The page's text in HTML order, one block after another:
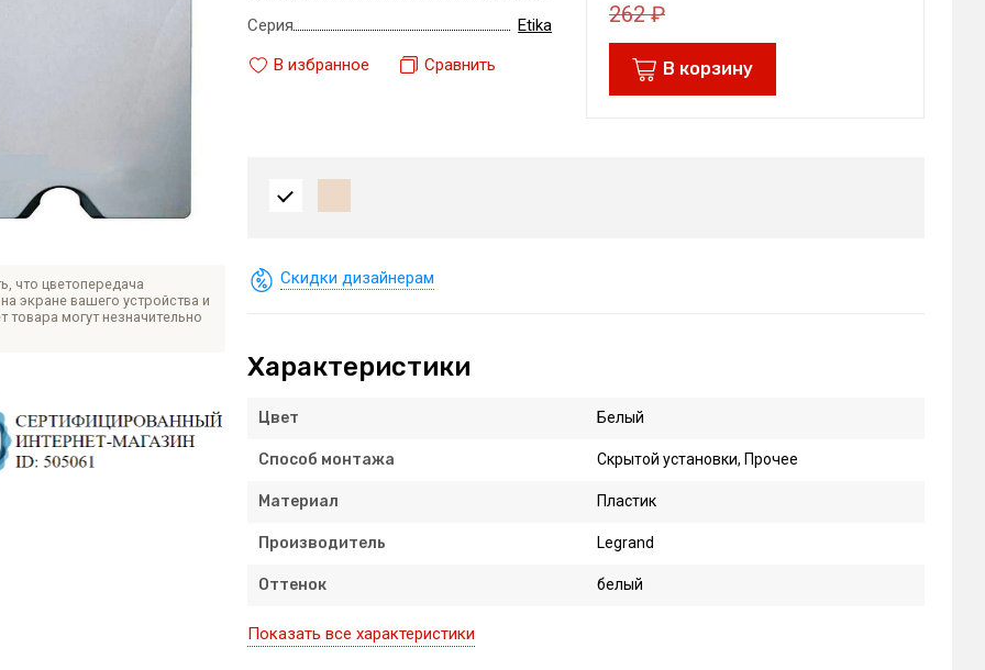
что цветопередача
экране вашего устройства и
товара могут незначительно
262₽
В корзину
Серия
Etika
В избранное
Сравнить
Скидки дизайнерам
Характеристики
Цвет Белый
Способ монтажа Скрытой установки, Прочее
Материал Пластик
Производитель Legrand
Оттенок белый
Показать все характеристики